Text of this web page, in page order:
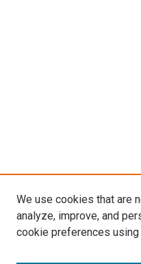
We use cookies that are
analyze, improve, and
cookie preferences using